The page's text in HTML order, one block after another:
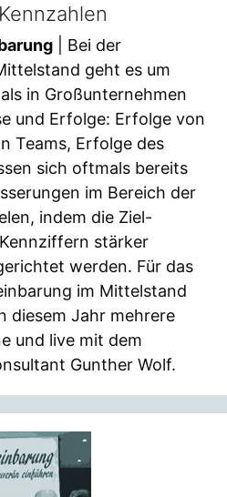
| Bei der
geht es um
in Großunternehmen
und Erfolge: Erfolge von
Teams, Erfolge des
sich oftmals bereits
im Bereich der
indem die Ziel-
stärker
werden. Für das
im Mittelstand
diesem Jahr mehrere
und live mit dem
Gunther Wolf.